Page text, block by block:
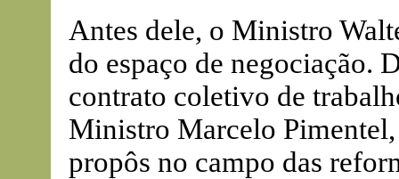
Antes dele, o Ministro
do espaço de negociação.
contrato coletivo de
Ministro Marcelo Pimentel,
propôs no campo das